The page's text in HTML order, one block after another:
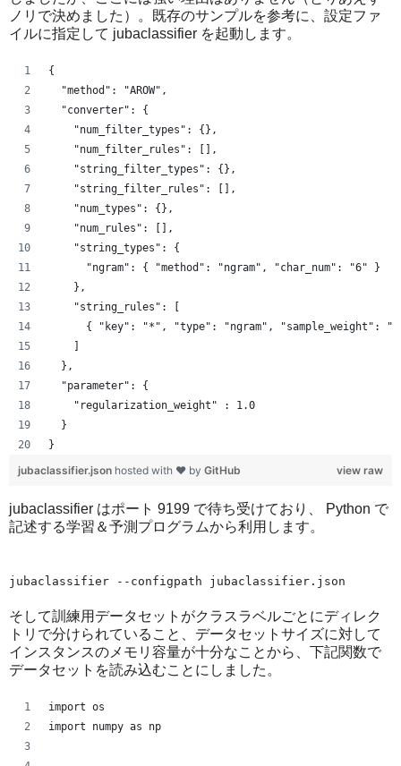
ノリで決めました）。既存のサンプルを参考に、設定ファ
イルに指定して jubaclassifier を起動します。
{
  "method": "AROW",
  "converter": {
    "num_filter_types": {},
    "num_filter_rules": [],
    "string_filter_types": {},
    "string_filter_rules": [],
    "num_types": {},
    "num_rules": [],
    "string_types": {
      "ngram": { "method": "ngram", "char_num": "6" }
    },
    "string_rules": [
{ "key": "*", "type": "ngram", "sample_weight":
    ]
  },
  "parameter": {
    "regularization_weight" : 1.0
  }
}
view raw
jubaclassifier.json hosted with ❤ by GitHub
jubaclassifier はポート 9199 で待ち受けており、 Python で
記述する学習＆予測プログラムから利用します。
jubaclassifier --configpath jubaclassifier.json
そして訓練用データセットがクラスラベルごとにディレク
トリで分けられていること、データセットサイズに対して
インスタンスのメモリ容量が十分なことから、下記関数で
データセットを読み込むことにしました。
import os
import numpy as np